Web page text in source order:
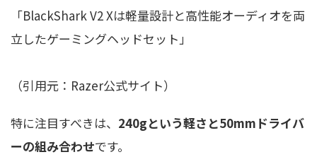
「BlackShark V2 Xは軽量設計と高性能オーディオを両
立したゲーミングヘッドセット」
（引用元：Razer公式サイト）
特に注目すべきは、 240gという軽さと50mmドライバ
ーの組み合わせです。